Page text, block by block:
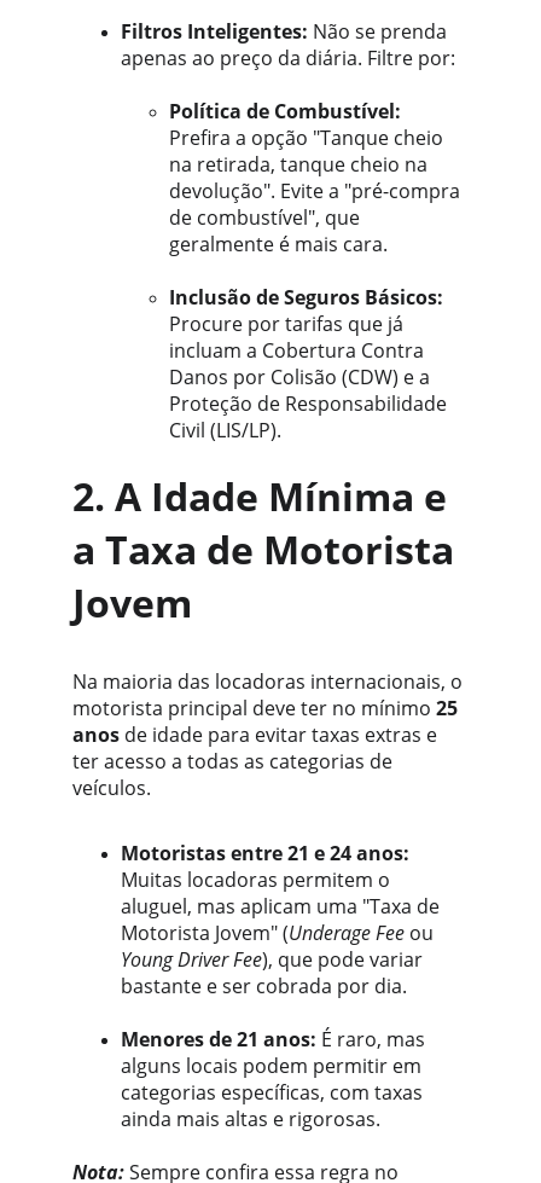
Filtros Inteligentes: Não se prenda
apenas ao preço da diária. Filtre por:
Política de Combustível:
Prefira a opção "Tanque cheio
na retirada, tanque cheio na
devolução". Evite a "pré-compra
de combustível", que
geralmente é mais cara.
Inclusão de Seguros Básicos:
Procure por tarifas que já
incluam a Cobertura Contra
Danos por Colisão (CDW) e a
Proteção de Responsabilidade
Civil (LIS/LP).
2. A Idade Mínima e
a Taxa de Motorista
Jovem
Na maioria das locadoras internacionais, o
motorista principal deve ter no mínimo 25
anos de idade para evitar taxas extras e
ter acesso a todas as categorias de
veículos.
Motoristas entre 21 e 24 anos:
Muitas locadoras permitem o
aluguel, mas aplicam uma "Taxa de
Motorista Jovem" (Underage Fee ou
Young Driver Fee), que pode variar
bastante e ser cobrada por dia.
Menores de 21 anos: É raro, mas
alguns locais podem permitir em
categorias específicas, com taxas
ainda mais altas e rigorosas.
Nota: Sempre confira essa regra no